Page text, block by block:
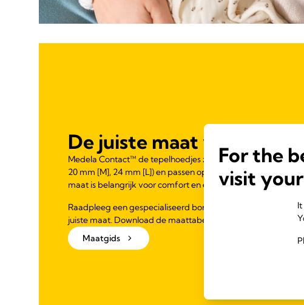
De juiste maat vinden
Medela Contact™ de tepelhoedjes zijn verkrijgbaar in 3
20 mm [M], 24 mm [L]) en passen op verschillende
maat is belangrijk voor comfort en een goede melkstroom.
Raadpleeg een gespecialiseerd borstvoedingsdeskundige
juiste maat. Download de maattabel voor volledige
Maatgids
For the
visit